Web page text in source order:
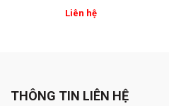
Liên hệ
THÔNG TIN LIÊN HỆ